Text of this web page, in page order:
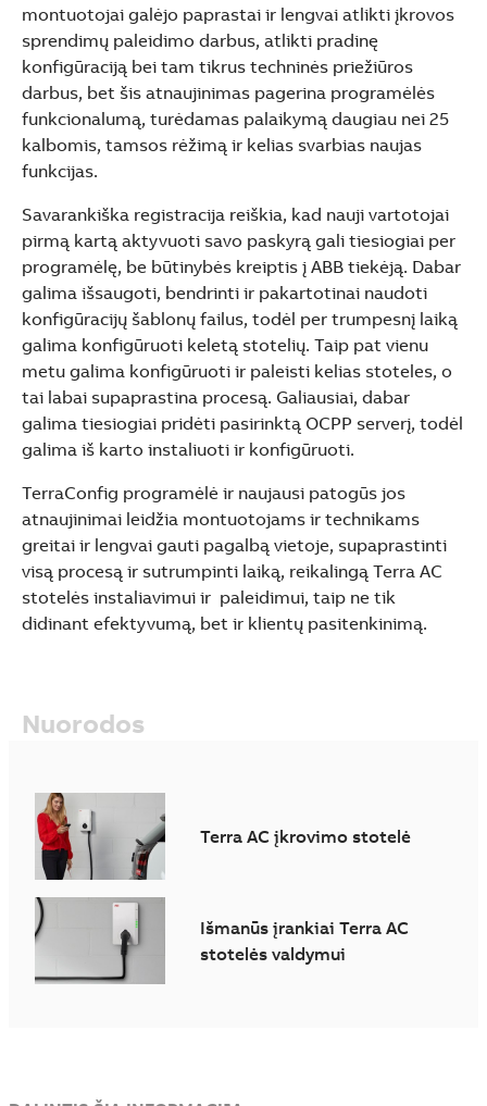
montuotojai galėjo paprastai ir lengvai atlikti įkrovos
sprendimų paleidimo darbus, atlikti pradinę
konfigūraciją bei tam tikrus techninės priežiūros
darbus, bet šis atnaujinimas pagerina programėlės
funkcionalumą, turėdamas palaikymą daugiau nei 25
kalbomis, tamsos rėžimą ir kelias svarbias naujas
funkcijas.
Savarankiška registracija reiškia, kad nauji vartotojai
pirmą kartą aktyvuoti savo paskyrą gali tiesiogiai per
programėlę, be būtinybės kreiptis į ABB tiekėją. Dabar
galima išsaugoti, bendrinti ir pakartotinai naudoti
konfigūracijų šablonų failus, todėl per trumpesnį laiką
galima konfigūruoti keletą stotelių. Taip pat vienu
metu galima konfigūruoti ir paleisti kelias stoteles, o
tai labai supaprastina procesą. Galiausiai, dabar
galima tiesiogiai pridėti pasirinktą OCPP serverį, todėl
galima iš karto instaliuoti ir konfigūruoti.
TerraConfig programėlė ir naujausi patogūs jos
atnaujinimai leidžia montuotojams ir technikams
greitai ir lengvai gauti pagalbą vietoje, supaprastinti
visą procesą ir sutrumpinti laiką, reikalingą Terra AC
stotelės instaliavimui ir paleidimui, taip ne tik
didinant efektyvumą, bet ir klientų pasitenkinimą.
Nuorodos
Terra AC įkrovimo stotelė
Išmanūs įrankiai Terra AC
stotelės valdymui